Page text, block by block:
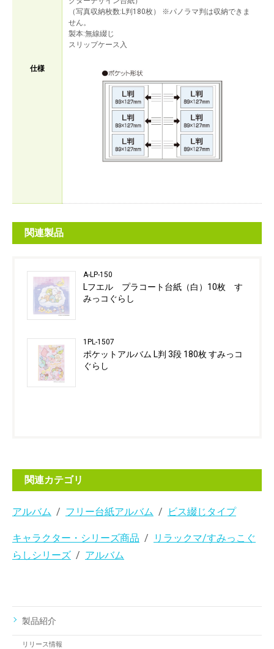
仕様
（写真収納枚数:L判180枚） ※パノラマ判は収納できま
せん。
製本:無線綴じ
スリップケース入
関連製品
A-LP-150
Lフエル プラコート台紙（白）10枚 す
みっコぐらし
1PL-1507
ポケットアルバム L判 3段 180枚 すみっコ
ぐらし
関連カテゴリ
アルバム フリー台紙アルバム ビス綴じタイプ
キャラクター・シリーズ商品
リラックマ/すみっこぐ
らしシリーズ
アルバム
製品紹介
リリース情報